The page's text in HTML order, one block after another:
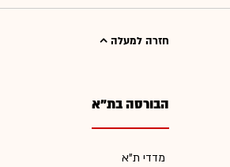
חזרה למעלה
הבורסה בת"א
מדדי ת"א